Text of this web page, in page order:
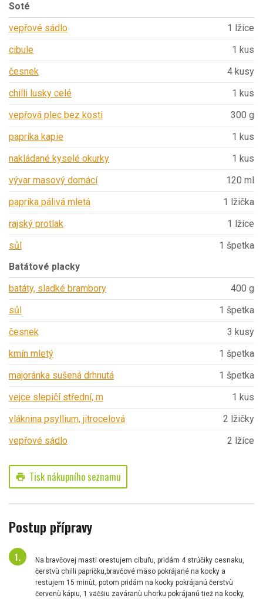
Soté
vepřové sádlo
1 lžíce
cibule
1 kus
česnek
4 kusy
chilli lusky celé
1 kus
vepřová plec bez kosti
300 g
paprika kapie
1 kus
nakládané kyselé okurky
1 kus
vývar masový domácí
120 ml
paprika pálivá mletá
1 lžička
rajský protlak
1 lžíce
sůl
1 špetka
Batátové placky
batáty, sladké brambory
400 g
sůl
1 špetka
česnek
3 kusy
kmín mletý
1 špetka
majoránka sušená drhnutá
1 špetka
vejce slepičí střední, m
1 kus
vláknina psyllium, jitrocelová
2 lžičky
vepřové sádlo
2 lžíce
print Tisk nákupního seznamu
Postup přípravy
Na bravčovej masti orestujem cibuľu, pridám 4 strúčiky cesnaku,
čerstvù chilli papričku,bravčové mäso pokrájané na kocky a
restujem 15 minùt, potom pridám na kocky pokrájanú čerstvù
červenù kápiu, 1 väčšiu zaváranù uhorku pokrájanú tiež na kocky,